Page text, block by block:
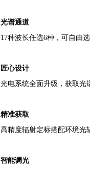
光谱通道
17种波长任选6种，可自由
匠心设计
光电系统全面升级，获取光
精准获取
高精度辐射定标搭配环境光
智能调光